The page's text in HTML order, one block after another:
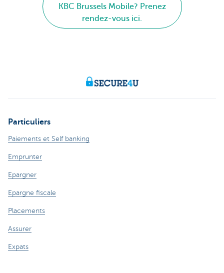
KBC Brussels Mobile? Prenez
rendez-vous ici.
Particuliers
Paiements et Self banking
Emprunter
Epargner
Epargne fiscale
Placements
Assurer
Expats